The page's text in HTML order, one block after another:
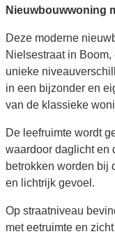
Nieuwbouwwoning
Deze moderne
Nielsestraat in
unieke
in een bijzonder en
van de klassieke
De leefruimte wordt
waardoor daglicht en
betrokken worden bij
en lichtrijk gevoel.
Op straatniveau
met eetruimte en